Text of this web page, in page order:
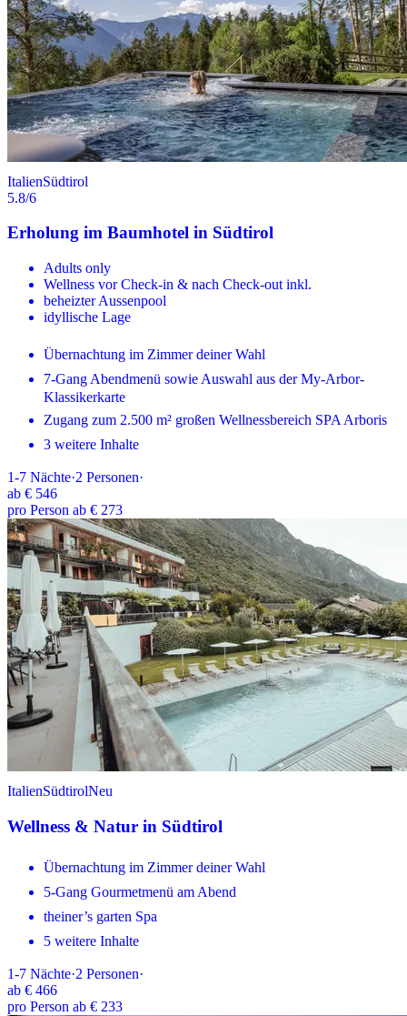
ItalienSüdtirol
5.8/6
Erholung im Baumhotel in Südtirol
Adults only
Wellness vor Check-in & nach Check-out inkl.
beheizter Aussenpool
idyllische Lage
Übernachtung im Zimmer deiner Wahl
7-Gang Abendmenü sowie Auswahl aus der My-Arbor-
Klassikerkarte
Zugang zum 2.500 m² großen Wellnessbereich SPA Arboris
3 weitere Inhalte
1-7 Nächte·2 Personen·
ab € 546
pro Person ab € 273
ItalienSüdtirolNeu
Wellness & Natur in Südtirol
Übernachtung im Zimmer deiner Wahl
5-Gang Gourmetmenü am Abend
theiner’s garten Spa
5 weitere Inhalte
1-7 Nächte·2 Personen·
ab € 466
pro Person ab € 233